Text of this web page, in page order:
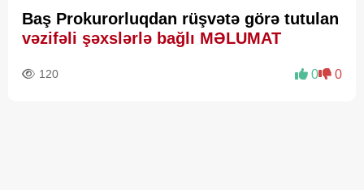
Baş Prokurorluqdan rüşvətə görə tutulan
vəzifəli şəxslərlə bağlı MƏLUMAT
120 0 0